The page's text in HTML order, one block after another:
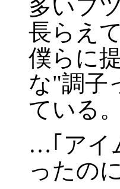
多いフ
長らえ
僕らに
な"調子
ている。
…｢アイ
ったの